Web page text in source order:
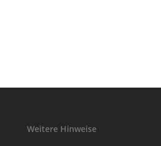
Weitere Hinweise